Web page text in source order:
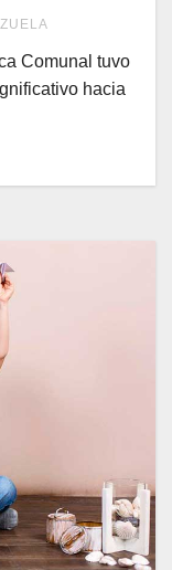
Comunal tuvo
hacia